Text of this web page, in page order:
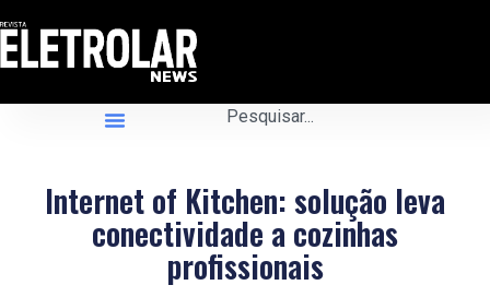
Internet of Kitchen: solução leva
conectividade a cozinhas
profissionais